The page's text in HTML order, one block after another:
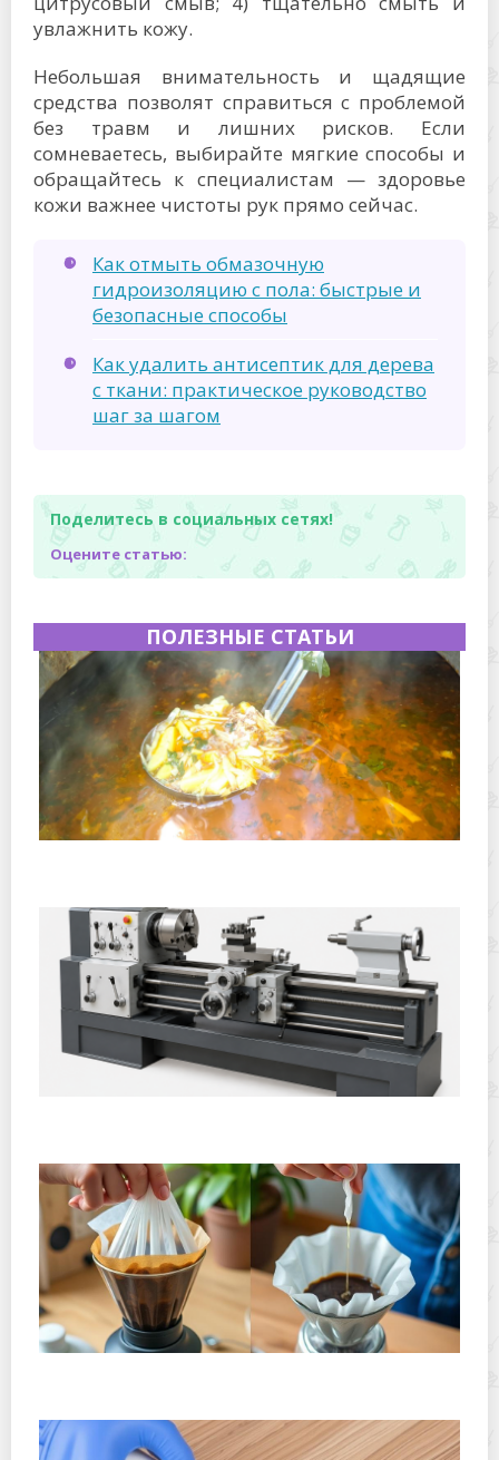
увлажнить кожу.
Небольшая внимательность и щадящие
средства позволят справиться с проблемой
без травм и лишних рисков. Если
сомневаетесь, выбирайте мягкие способы и
обращайтесь к специалистам — здоровье
кожи важнее чистоты рук прямо сейчас.
Как отмыть обмазочную
гидроизоляцию с пола: быстрые и
безопасные способы
Как удалить антисептик для дерева
с ткани: практическое руководство
шаг за шагом
Поделитесь в социальных сетях!
Оцените статью:
ПОЛЕЗНЫЕ СТАТЬИ